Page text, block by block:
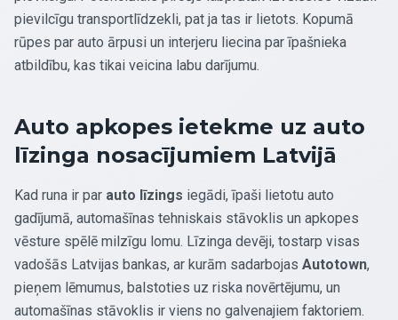
pievilcīgu transportlīdzekli, pat ja tas ir lietots. Kopumā
rūpes par auto ārpusi un interjeru liecina par īpašnieka
atbildību, kas tikai veicina labu darījumu.
Auto apkopes ietekme uz auto
līzinga nosacījumiem Latvijā
Kad runa ir par auto līzings iegādi, īpaši lietotu auto
gadījumā, automašīnas tehniskais stāvoklis un apkopes
vēsture spēlē milzīgu lomu. Līzinga devēji, tostarp visas
vadošās Latvijas bankas, ar kurām sadarbojas Autotown,
pieņem lēmumus, balstoties uz riska novērtējumu, un
automašīnas stāvoklis ir viens no galvenajiem faktoriem.